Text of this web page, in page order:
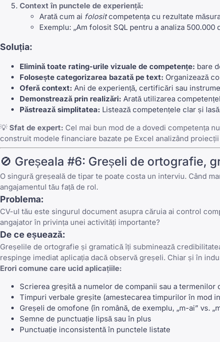
Context în punctele de experiență:
Arată cum ai folositcompetența cu rezultate
Exemplu: „Am folosit SQL pentru a analiza
Soluția:
Elimină toate rating-urile vizuale de competențe: bare
Folosește categorizarea bazată pe text: Organizează
Oferă context: Ani de experiență, certificări sau
Demonstrează prin realizări: Arată utilizarea
Păstrează simplitatea: Listează competențele clar și
💡 Sfat de expert: Cel mai bun mod de a dovedi competența
construit modele financiare bazate pe Excel analizând
🚫 Greșeala #6: Greșeli de ortografie,
O singură greșeală de tipar te poate costa un interviu. Când
angajamentul tău față de rol.
Problema:
CV-ul tău este singurul document asupra căruia ai control
angajator în privința unei activități importante?
De ce eșuează:
Greșelile de ortografie și gramatică îți subminează
respinge imediat aplicația dacă observă greșeli. Chiar și în
Erori comune care ucid aplicațiile:
Scrierea greșită a numelor de companii sau a termenilor
Timpuri verbale greșite (amestecarea timpurilor în mod
Greșeli de omofone (în română, de exemplu, „m-ai” vs.
Semne de punctuație lipsă sau în plus
Punctuație inconsistentă în punctele listate